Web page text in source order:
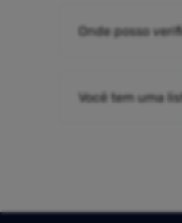
Onde posso
Você tem uma